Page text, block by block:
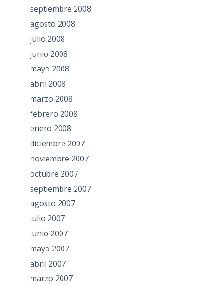
septiembre 2008
agosto 2008
julio 2008
junio 2008
mayo 2008
abril 2008
marzo 2008
febrero 2008
enero 2008
diciembre 2007
noviembre 2007
octubre 2007
septiembre 2007
agosto 2007
julio 2007
junio 2007
mayo 2007
abril 2007
marzo 2007